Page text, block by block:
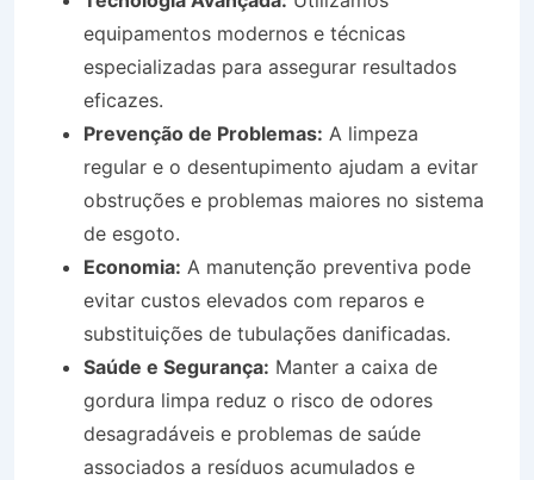
equipamentos modernos e técnicas
especializadas para assegurar resultados
eficazes.
Prevenção de Problemas: A limpeza
regular e o desentupimento ajudam a evitar
obstruções e problemas maiores no sistema
de esgoto.
Economia: A manutenção preventiva pode
evitar custos elevados com reparos e
substituições de tubulações danificadas.
Saúde e Segurança: Manter a caixa de
gordura limpa reduz o risco de odores
desagradáveis e problemas de saúde
associados a resíduos acumulados e